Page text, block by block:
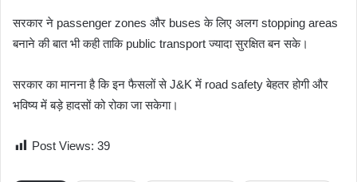
सरकार ने passenger zones और buses के लिए अलग stopping areas
बनाने की बात भी कही ताकि public transport ज्यादा सुरक्षित बन सके।
सरकार का मानना है कि इन फैसलों से J&K में road safety बेहतर होगी और
भविष्य में बड़े हादसों को रोका जा सकेगा।
Post Views: 39